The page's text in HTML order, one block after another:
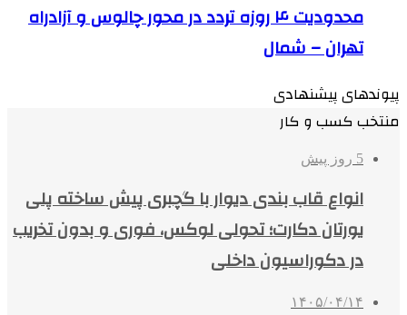
محدودیت ۴ روزه تردد در محور چالوس و آزادراه
تهران – شمال
پیوندهای پیشنهادی
منتخب کسب و کار
5 روز پیش
انواع قاب بندی دیوار با گچبری پیش ساخته پلی
یورتان دکارت؛ تحولی لوکس، فوری و بدون تخریب
در دکوراسیون داخلی
۱۴۰۵/۰۴/۱۴